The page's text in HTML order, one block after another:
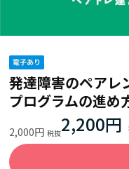
発達障害のペア
プログラムの進め
2,000円 2,200円